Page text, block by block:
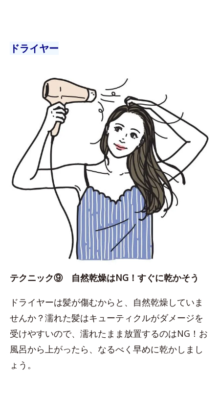
ドライヤー
テクニック⑨ 自然乾燥はNG！すぐに乾かそう
ドライヤーは髪が傷むからと、自然乾燥していま
せんか？濡れた髪はキューティクルがダメージを
受けやすいので、濡れたまま放置するのはNG！お
風呂から上がったら、なるべく早めに乾かしまし
ょう。